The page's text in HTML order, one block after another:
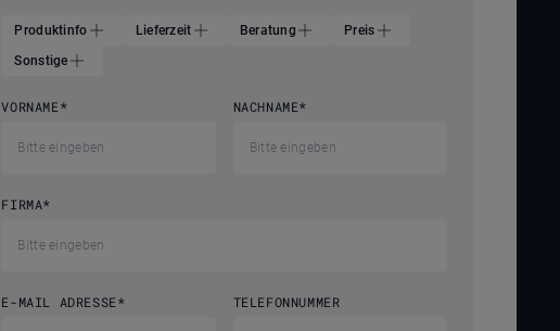
Produktinfo Lieferzeit Beratung
Preis
Sonstige
VORNAME* NACHNAME*
FIRMA*
E-MAIL ADRESSE* TELEFONNUMMER